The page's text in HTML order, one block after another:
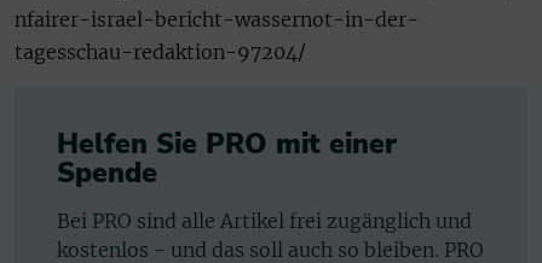
nfairer-israel-bericht-wassernot-in-der-
tagesschau-redaktion-97204/
Helfen Sie PRO mit einer
Spende
Bei PRO sind alle Artikel frei zugänglich und
kostenlos - und das soll auch so bleiben. PRO